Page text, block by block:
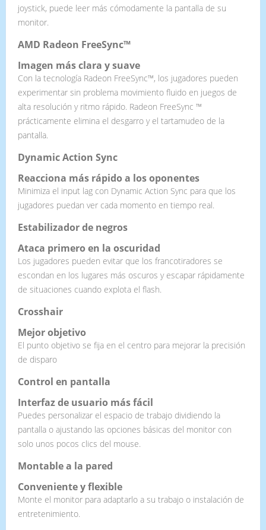
joystick, puede leer más cómodamente la pantalla de su
monitor.
AMD Radeon FreeSync™
Imagen más clara y suave
Con la tecnología Radeon FreeSync™, los jugadores pueden
experimentar sin problema movimiento fluido en juegos de
alta resolución y ritmo rápido. Radeon FreeSync ™
prácticamente elimina el desgarro y el tartamudeo de la
pantalla.
Dynamic Action Sync
Reacciona más rápido a los oponentes
Minimiza el input lag con Dynamic Action Sync para que los
jugadores puedan ver cada momento en tiempo real.
Estabilizador de negros
Ataca primero en la oscuridad
Los jugadores pueden evitar que los francotiradores se
escondan en los lugares más oscuros y escapar rápidamente
de situaciones cuando explota el flash.
Crosshair
Mejor objetivo
El punto objetivo se fija en el centro para mejorar la precisión
de disparo
Control en pantalla
Interfaz de usuario más fácil
Puedes personalizar el espacio de trabajo dividiendo la
pantalla o ajustando las opciones básicas del monitor con
solo unos pocos clics del mouse.
Montable a la pared
Conveniente y flexible
Monte el monitor para adaptarlo a su trabajo o instalación de
entretenimiento.